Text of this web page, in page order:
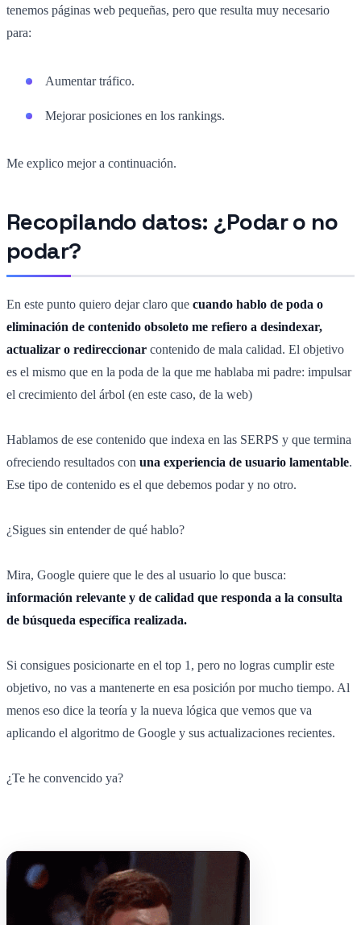
tenemos páginas web pequeñas, pero que resulta muy necesario
para:
Aumentar tráfico.
Mejorar posiciones en los rankings.
Me explico mejor a continuación.
Recopilando datos: ¿Podar o no
podar?
En este punto quiero dejar claro que cuando hablo de poda o
eliminación de contenido obsoleto me refiero a desindexar,
actualizar o redireccionar contenido de mala calidad. El objetivo
es el mismo que en la poda de la que me hablaba mi padre: impulsar
el crecimiento del árbol (en este caso, de la web)
Hablamos de ese contenido que indexa en las SERPS y que termina
ofreciendo resultados con una experiencia de usuario lamentable.
Ese tipo de contenido es el que debemos podar y no otro.
¿Sigues sin entender de qué hablo?
Mira, Google quiere que le des al usuario lo que busca:
información relevante y de calidad que responda a la consulta
de búsqueda específica realizada.
Si consigues posicionarte en el top 1, pero no logras cumplir este
objetivo, no vas a mantenerte en esa posición por mucho tiempo. Al
menos eso dice la teoría y la nueva lógica que vemos que va
aplicando el algoritmo de Google y sus actualizaciones recientes.
¿Te he convencido ya?